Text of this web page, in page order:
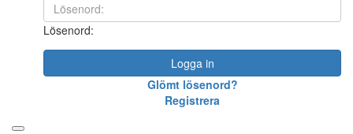
Lösenord:
Logga in
Glömt lösenord?
Registrera